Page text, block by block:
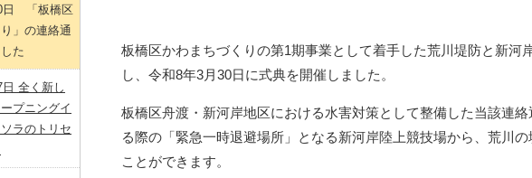
板橋区かわまちづくりの第1期事業として着手した荒川堤防と新河
し、令和8年3月30日に式典を開催しました。
板橋区舟渡・新河岸地区における水害対策として整備した当該連
る際の「緊急一時退避場所」となる新河岸陸上競技場から、荒川
ことができます。
日 「板橋区
」の連絡通
た
全く新し
プニングイ
ラのトリセ